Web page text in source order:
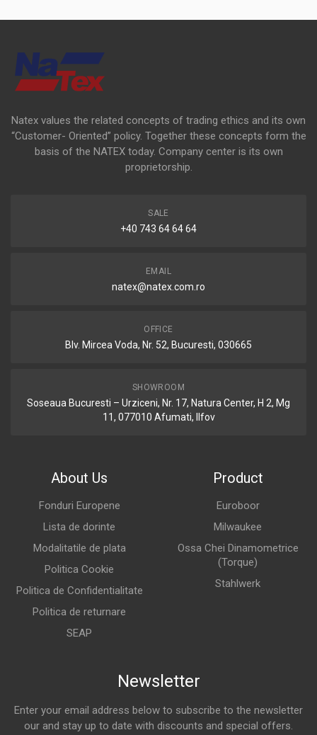
Natex values the related concepts of trading ethics and its own
“Customer- Oriented” policy. Together these concepts form the
basis of the NATEX today. Company center is its own
proprietorship.
SALE
+40 743 64 64 64
EMAIL
natex@natex.com.ro
OFFICE
Blv. Mircea Voda, Nr. 52, Bucuresti, 030665
SHOWROOM
Soseaua Bucuresti – Urziceni, Nr. 17, Natura Center, H 2, Mg
11, 077010 Afumati, Ilfov
About Us
Fonduri Europene
Lista de dorinte
Modalitatile de plata
Politica Cookie
Politica de Confidentialitate
Politica de returnare
SEAP
Product
Euroboor
Milwaukee
Ossa Chei Dinamometrice
(Torque)
Stahlwerk
Newsletter
Enter your email address below to subscribe to the newsletter
our and stay up to date with discounts and special offers.